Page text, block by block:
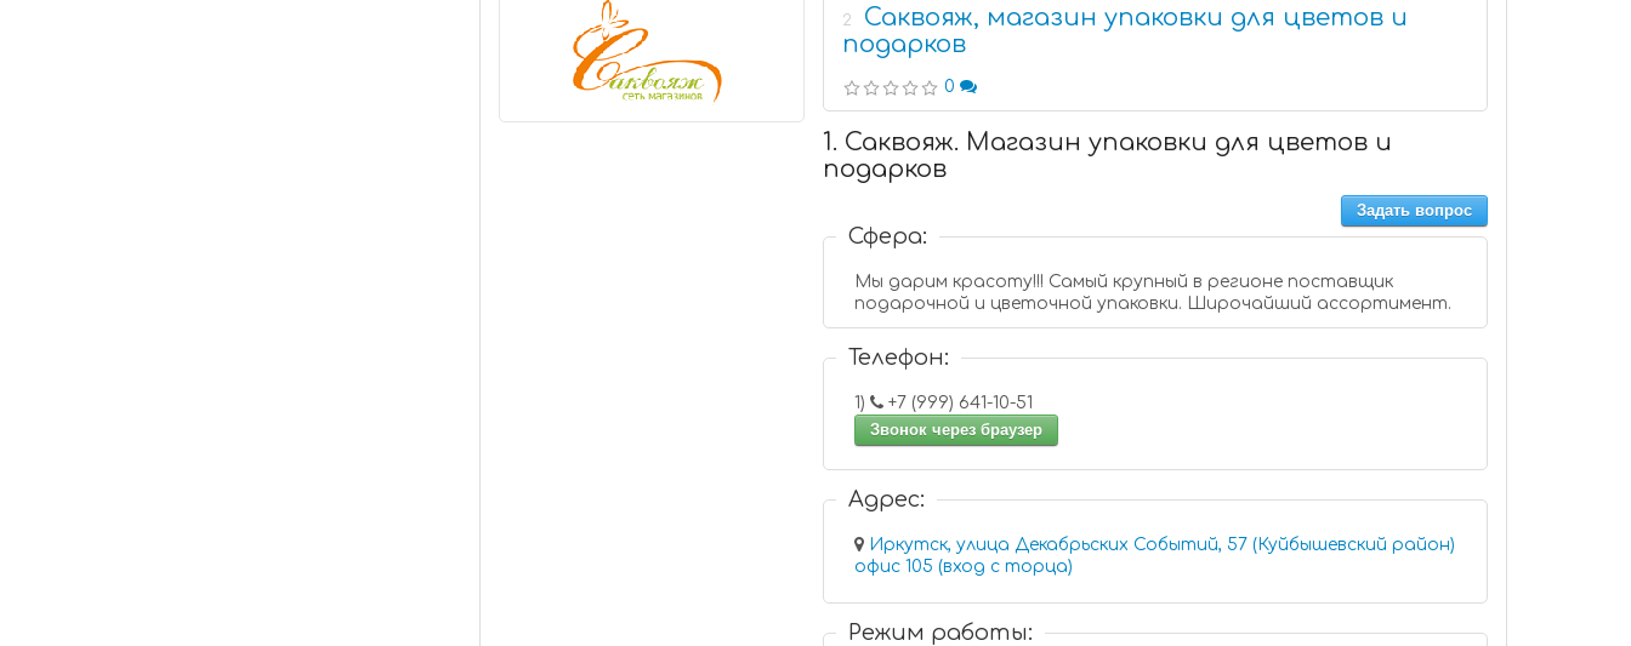
2
Саквояж, магазин упаковки для цветов и
подарков
0
1. Саквояж. Магазин упаковки для цветов и
подарков
Задать вопрос
Сфера:
Мы дарим красоту!!! Самый крупный в регионе поставщик
подарочной и цветочной упаковки. Широчайший ассортимент.
Телефон:
1)
+7 (999) 641-10-51
Звонок через браузер
Адрес:
Иркутск, улица Декабрьских Событий, 57 (Куйбышевский район)
офис 105 (вход с торца)
Режим работы: